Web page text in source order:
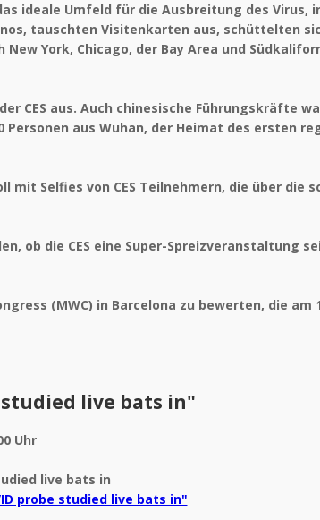
ideale Umfeld für die Ausbreitung des Virus,
tauschten Visitenkarten aus, schüttelten
York, Chicago, der Bay Area und
CES aus. Auch chinesische Führungskräfte
aus Wuhan, der Heimat des ersten
Selfies von CES Teilnehmern, die über die
die CES eine Super-Spreizveranstaltung
(MWC) in Barcelona zu bewerten, die am
live bats in"
Uhr
probe studied live bats in"